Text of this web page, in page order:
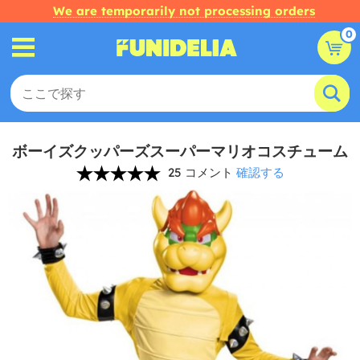
We are temporarily not processing orders
0
ボーイズクッパーズスーパーマリオコスチューム
25 コメント 確認する